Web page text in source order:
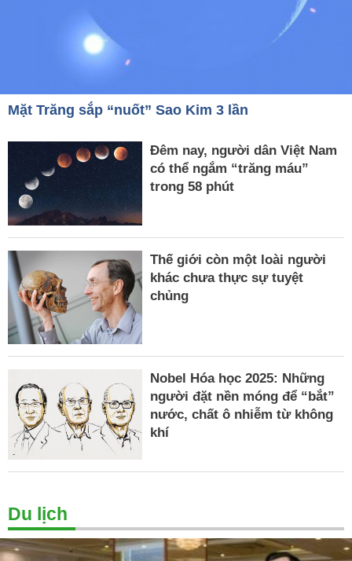
Mặt Trăng sắp “nuốt” Sao Kim 3 lần
Đêm nay, người dân Việt Nam
có thể ngắm “trăng máu”
trong 58 phút
Thế giới còn một loài người
khác chưa thực sự tuyệt
chủng
Nobel Hóa học 2025: Những
người đặt nền móng để “bắt”
nước, chất ô nhiễm từ không
khí
Du lịch